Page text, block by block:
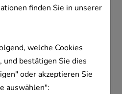
finden Sie in unserer
welche Cookies
bestätigen Sie dies
oder akzeptieren Sie
auswählen":
25 mg Filmtabletten
GmbH